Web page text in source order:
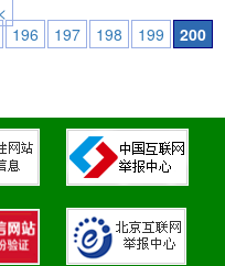
196 197 198 199 200